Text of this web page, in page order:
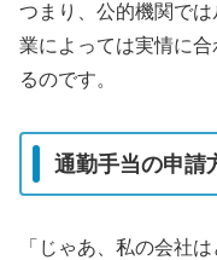
つまり、公的機関で
業によっては実情に
るのです。
通勤手当の申請
「じゃあ、私の会社